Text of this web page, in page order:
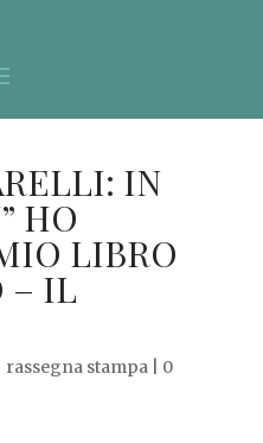
IN
HO
LIBRO
– IL
rassegna stampa| 0